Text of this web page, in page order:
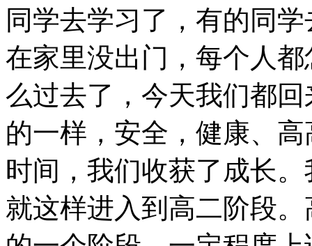
同学去学习了，有的同
在家里没出门，每个人
么过去了，今天我们都
的一样，安全，健康、
时间，我们收获了成长
就这样进入到高二阶段